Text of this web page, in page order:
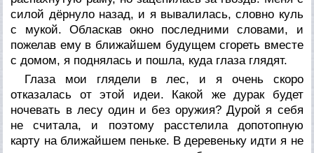
силой дёрнуло назад, и я вывалилась, словно куль
с мукой. Обласкав окно последними словами, и
пожелав ему в ближайшем будущем сгореть вместе
с домом, я поднялась и пошла, куда глаза глядят.
Глаза мои глядели в лес, и я очень скоро
отказалась от этой идеи. Какой же дурак будет
ночевать в лесу один и без оружия? Дурой я себя
не считала, и поэтому расстелила допотопную
карту на ближайшем пеньке. В деревеньку идти я не